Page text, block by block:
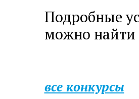
Подробные
можно найти
все конкурсы